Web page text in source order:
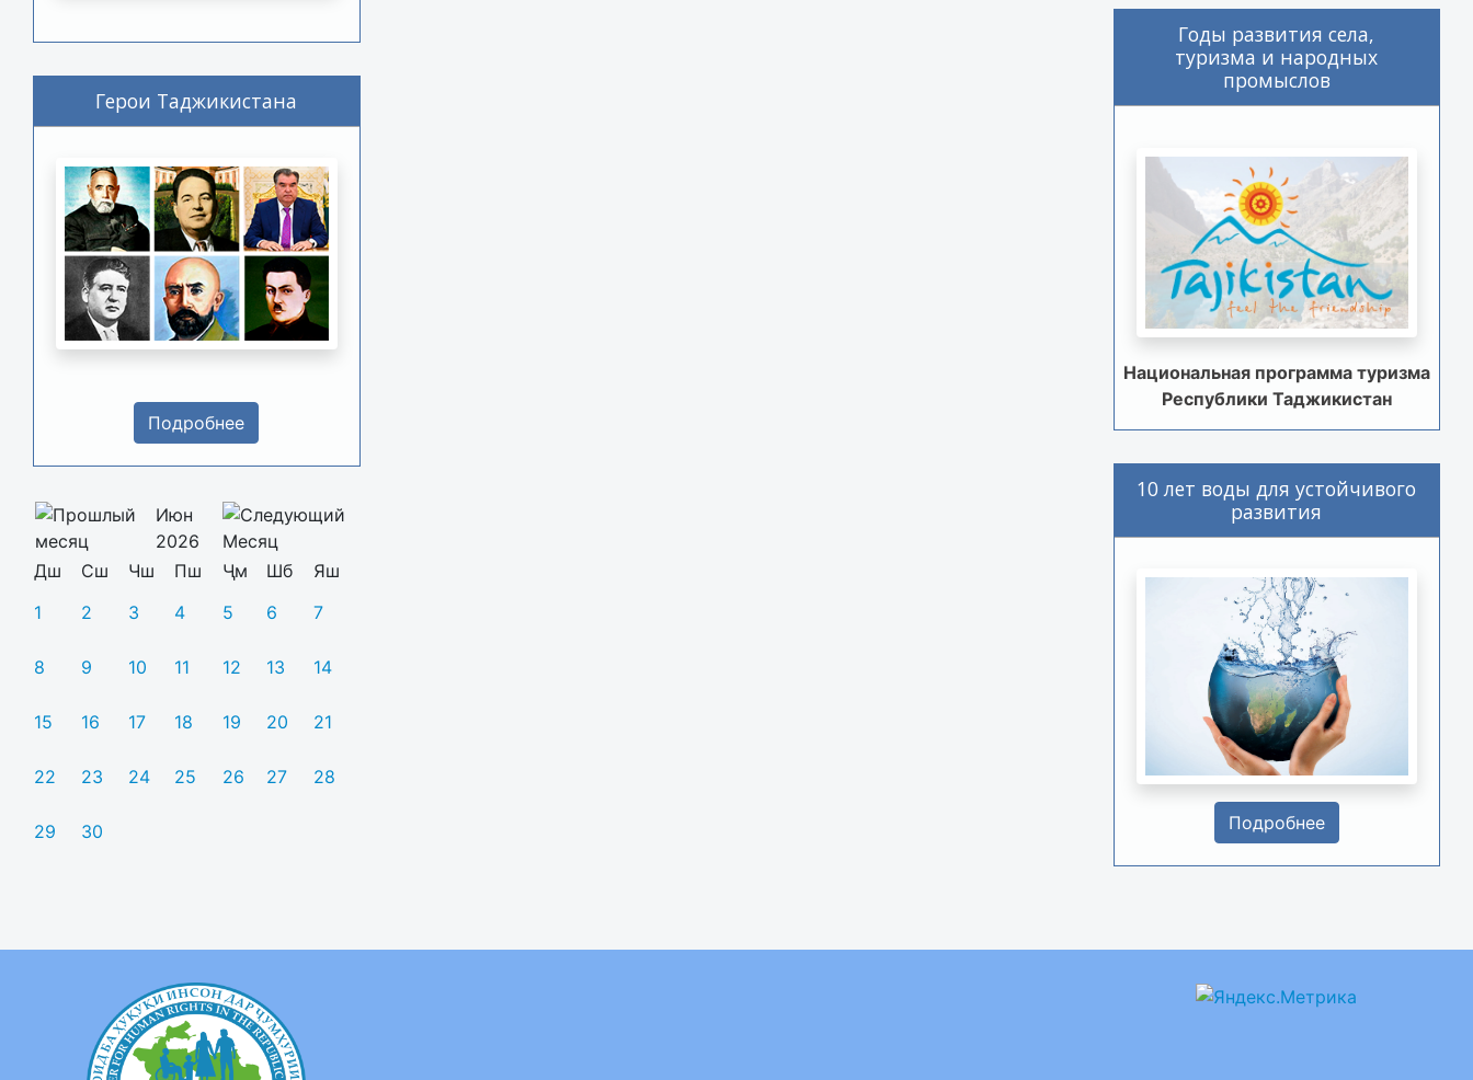
Герои Таджикистана
Подробнее
Июн
2026
Дш
Сш Чш Пш Ҷм Шб
Яш
1
2 3 4 5 6 7
8 9 10 11 12 13 14
15 16 17 18 19 20 21
22 23 24 25 26 27 28
29 30
Годы развития села,
туризма и народных
промыслов
Национальная программа туризма
Республики Таджикистан
10 лет воды для устойчивого
развития
Подробнее